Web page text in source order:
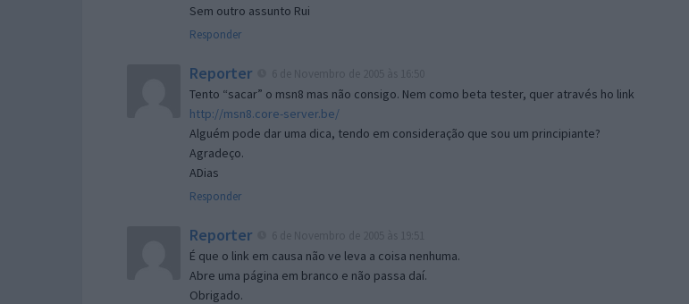
Sem outro assunto Rui
Responder
Reporter
Tento “sacar” o msn8 mas não consigo. Nem como beta tester, quer através ho link
http://msn8.core-server.be/
Alguém pode dar uma dica, tendo em consideração que sou um principiante?
Agradeço.
ADias
Responder
Reporter
É que o link em causa não ve leva a coisa nenhuma.
Abre uma página em branco e não passa daí.
Obrigado.